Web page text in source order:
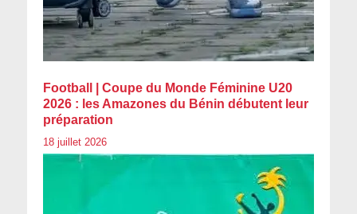
Football | Coupe du Monde Féminine U20
2026 : les Amazones du Bénin débutent leur
préparation
18 juillet 2026